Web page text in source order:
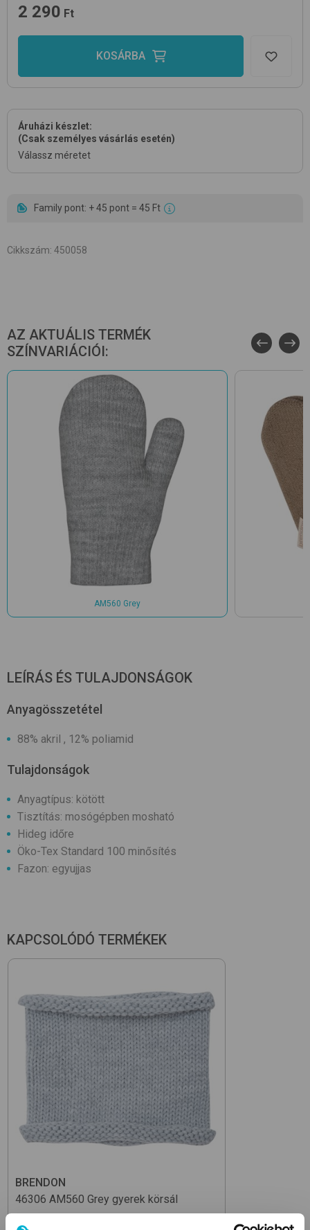
2 290 Ft
KOSÁRBA
Áruházi készlet:
(Csak személyes vásárlás esetén)
Válassz méretet
Family pont: + 45 pont = 45 Ft
Cikkszám: 450058
AZ AKTUÁLIS TERMÉK
SZÍNVARIÁCIÓI:
AM560 Grey
LEÍRÁS ÉS TULAJDONSÁGOK
Anyagösszetétel
88% akril , 12% poliamid
Tulajdonságok
Anyagtípus: kötött
Tisztítás: mosógépben mosható
Hideg időre
Öko-Tex Standard 100 minősítés
Fazon: egyujjas
KAPCSOLÓDÓ TERMÉKEK
BRENDON
46306 AM560 Grey gyerek körsál